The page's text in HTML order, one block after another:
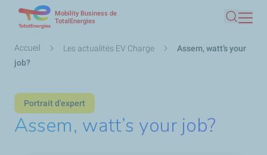
contenu
Mobility Business de
TotalEnergies
Fil
d'Ariane
Accueil Les actualités EV Charge
Assem, watt’s your
job?
Portrait d'expert
Assem, watt’s your job?